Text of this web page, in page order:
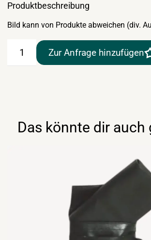
Produktbeschreibung
Bild kann von Produkte abweichen (div.
Hebelkorkenzieher
Menge
Zur Anfrage hinzufügen
Das könnte dir auch